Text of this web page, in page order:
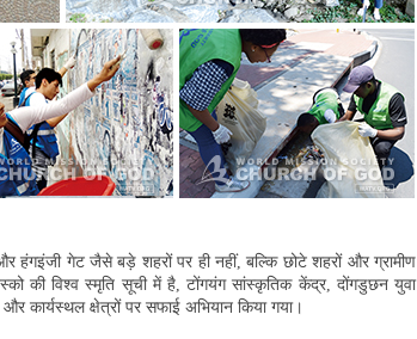
हंगइंजी गेट जैसे बड़े शहरों पर ही नहीं, बल्कि छोटे शहरों और ग्रामीण
की विश्व स्मृति सूची में है, टोंगयंग सांस्कृतिक केंद्र, दोंगडुछन युवा
क्षेत्रों पर सफाई अभियान किया गया।